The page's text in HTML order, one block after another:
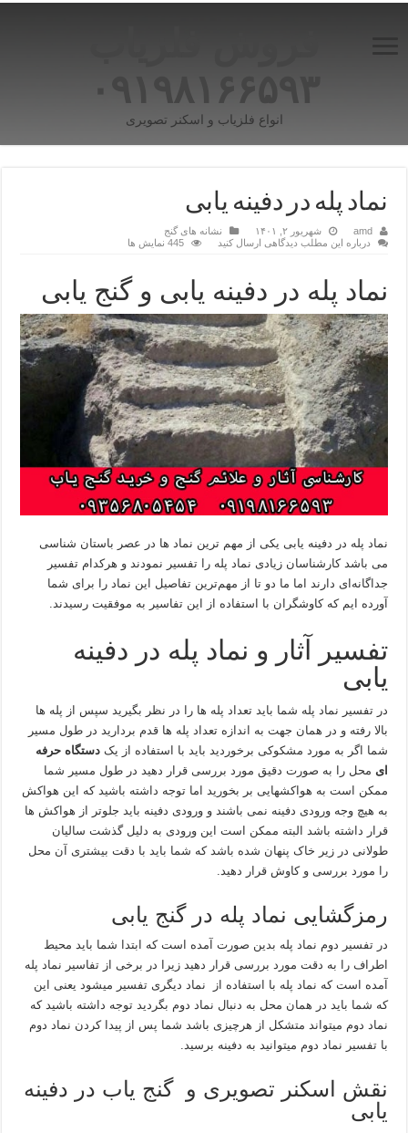
۰۹۱۹۸۱۶۶۵۹۳
انواع فلزیاب و اسکنر تصویری
نماد پله در دفینه یابی
amd شهریور ۲, ۱۴۰۱
نشانه های گنج
درباره این مطلب دیدگاهی ارسال کنید
445 نمایش ها
نماد پله در دفینه یابی و گنج یابی
نماد پله در دفینه یابی یکی از مهم ترین نماد ها در عصر باستان شناسی
می باشد کارشناسان زیادی نماد پله را تفسیر نمودند و هرکدام تفسیر
جداگانه‌ای دارند اما ما دو تا از مهم‌ترین تفاصیل این نماد را برای شما
آورده ایم که کاوشگران با استفاده از این تفاسیر به موفقیت رسیدند.
تفسیر آثار و نماد پله در دفینه
یابی
در تفسیر نماد پله شما باید تعداد پله ها را در نظر بگیرید سپس از پله ها
بالا رفته و در همان جهت به اندازه تعداد پله ها قدم بردارید در طول مسیر
شما اگر به مورد مشکوکی برخوردید باید با استفاده از یکدستگاه حرفه
ای محل را به صورت دقیق مورد بررسی قرار دهید در طول مسیر شما
ممکن است به هواکشهایی بر بخورید اما توجه داشته باشید که این هواکش
به هیچ وجه ورودی دفینه نمی باشند و ورودی دفینه باید جلوتر از هواکش ها
قرار داشته باشد البته ممکن است این ورودی به دلیل گذشت سالیان
طولانی در زیر خاک پنهان شده باشد که شما باید با دقت بیشتری آن محل
را مورد بررسی و کاوش قرار دهید.
رمزگشایی نماد پله در گنج یابی
در تفسیر دوم نماد پله بدین صورت آمده است که ابتدا شما باید محیط
اطراف را به دقت مورد بررسی قرار دهید زیرا در برخی از تفاسیر نماد پله
آمده است که نماد پله با استفاده از نماد دیگری تفسیر میشود یعنی این
که شما باید در همان محل به دنبال نماد دوم بگردید توجه داشته باشید که
نماد دوم میتواند متشکل از هرچیزی باشد شما پس از پیدا کردن نماد دوم
با تفسیر نماد دوم میتوانید به دفینه برسید.
نقش اسکنر تصویری و گنج یاب در دفینه
یابی